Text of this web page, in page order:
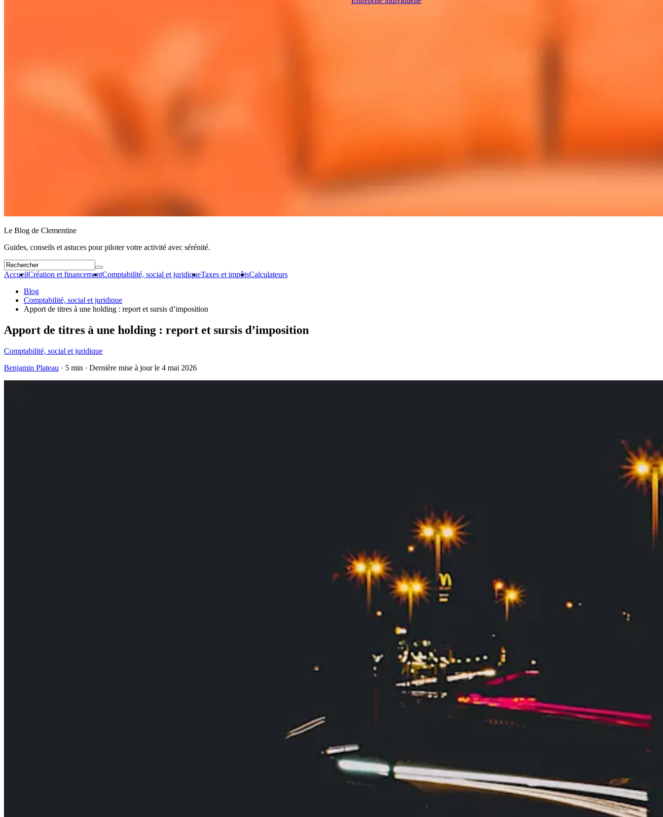
Le Blog de Clementine
Guides, conseils et astuces pour piloter votre activité avec sérénité.
AccueilCréation et financementComptabilité, social et juridiqueTaxes et impôtsCalculateurs
Blog
Comptabilité, social et juridique
Apport de titres à une holding : report et sursis d’imposition
Apport de titres à une holding : report et sursis d’imposition
Comptabilité, social et juridique
Benjamin Plateau · 5 min · Dernière mise à jour le 4 mai 2026